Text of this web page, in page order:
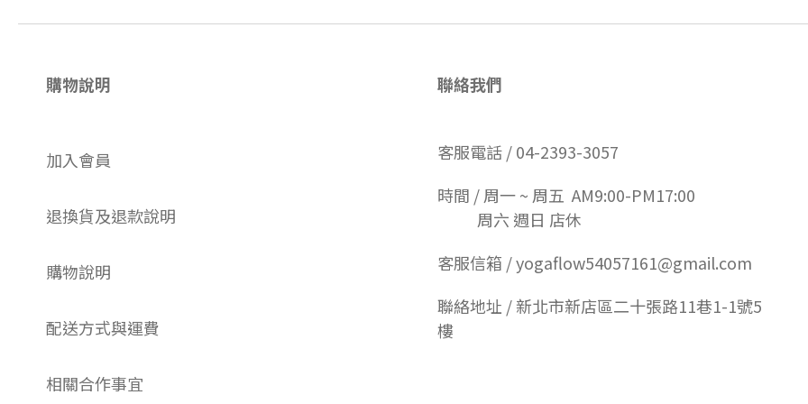
購物說明
加入會員
退換貨及退款說明
購物說明
配送方式與運費
相關合作事宜
聯絡我們
客服電話 / 04-2393-3057
時間 / 周一 ~ 周五 AM9:00-PM17:00
周六 週日 店休
客服信箱 / yogaflow54057161@gmail.com
聯絡地址 / 新北市新店區二十張路11巷1-1號5
樓